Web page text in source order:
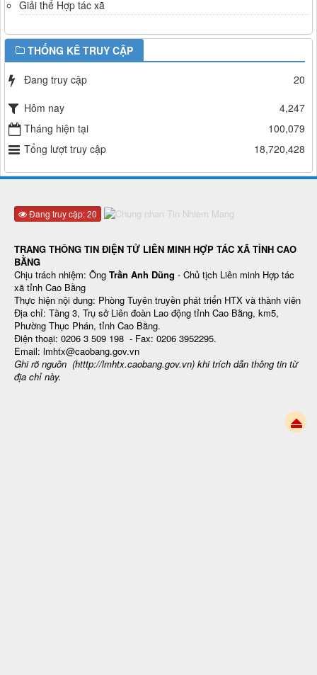
Giải thể Hợp tác xã
THỐNG KÊ TRUY CẬP
Đang truy cập
20
Hôm nay
4,247
Tháng hiện tại
100,079
Tổng lượt truy cập
18,720,428
Đang truy cập: 20
TRANG THÔNG TIN ĐIỆN TỬ LIÊN MINH HỢP TÁC XÃ TỈNH CAO
BẰNG
Chịu trách nhiệm: Ông Trần Anh Dũng - Chủ tịch Liên minh Hợp tác
xã tỉnh Cao Bằng
Thực hiện nội dung: Phòng Tuyên truyền phát triển HTX và thành viên
Địa chỉ: Tầng 3, Trụ sở Liên đoàn Lao động tỉnh Cao Bằng, km5,
Phường Thục Phán, tỉnh Cao Bằng.
Điện thoại: 0206 3 509 198 - Fax: 0206 3952295.
Email: lmhtx@caobang.gov.vn
Ghi rõ nguồn (htttp://lmhtx.caobang.gov.vn) khi trích dẫn thông tin từ
địa chỉ này.